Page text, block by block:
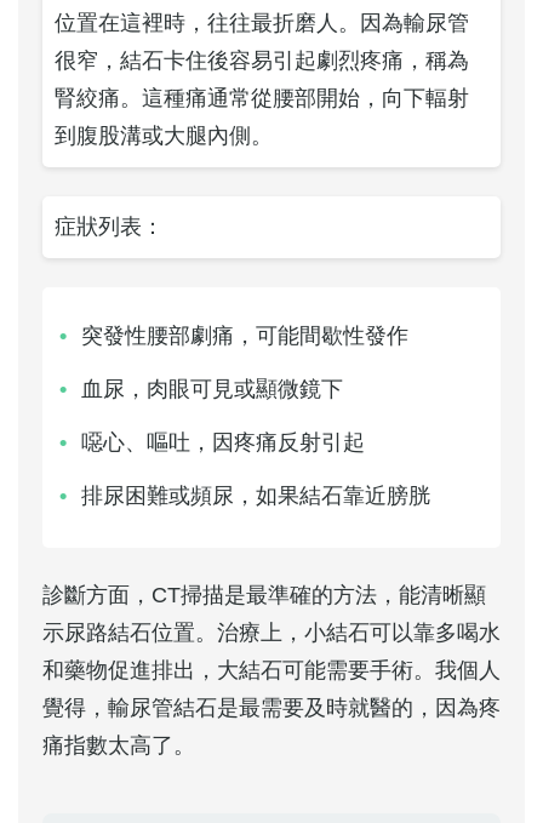
位置在這裡時，往往最折磨人。因為輸尿管
很窄，結石卡住後容易引起劇烈疼痛，稱為
腎絞痛。這種痛通常從腰部開始，向下輻射
到腹股溝或大腿內側。
症狀列表：
突發性腰部劇痛，可能間歇性發作
血尿，肉眼可見或顯微鏡下
噁心、嘔吐，因疼痛反射引起
排尿困難或頻尿，如果結石靠近膀胱
診斷方面，CT掃描是最準確的方法，能清晰顯
示尿路結石位置。治療上，小結石可以靠多喝水
和藥物促進排出，大結石可能需要手術。我個人
覺得，輸尿管結石是最需要及時就醫的，因為疼
痛指數太高了。